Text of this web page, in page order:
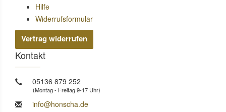
Hilfe
Widerrufsformular
Vertrag widerrufen
Kontakt
05136 879 252
(Montag - Freitag 9-17 Uhr)
info@honscha.de